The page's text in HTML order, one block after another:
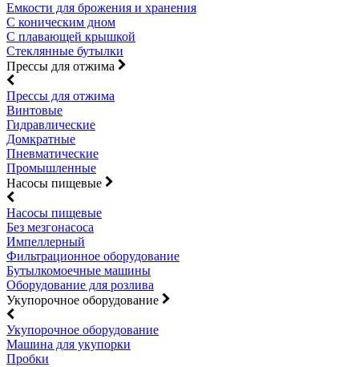
Емкости для брожения и хранения
С коническим дном
С плавающей крышкой
Стеклянные бутылки
Прессы для отжима
Прессы для отжима
Винтовые
Гидравлические
Домкратные
Пневматические
Промышленные
Насосы пищевые
Насосы пищевые
Без мезгонасоса
Импеллерный
Фильтрационное оборудование
Бутылкомоечные машины
Оборудование для розлива
Укупорочное оборудование
Укупорочное оборудование
Машина для укупорки
Пробки